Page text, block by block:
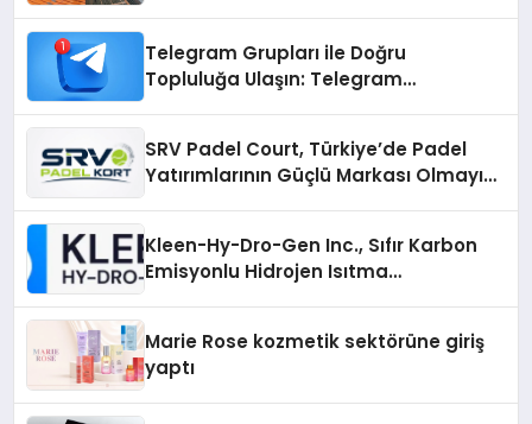
Telegram Grupları ile Doğru
Topluluğa Ulaşın: Telegram
SRV Padel Court, Türkiye’de Padel
Yatırımlarının Güçlü Markası Olmayı
Kleen-Hy-Dro-Gen Inc., Sıfır Karbon
Emisyonlu Hidrojen Isıtma
Marie Rose kozmetik sektörüne giriş
yaptı